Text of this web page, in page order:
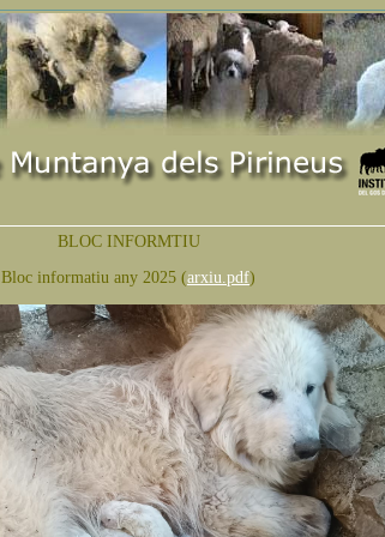
BLOC INFORMTIU
Bloc informatiu any 2025 (arxiu.pdf)